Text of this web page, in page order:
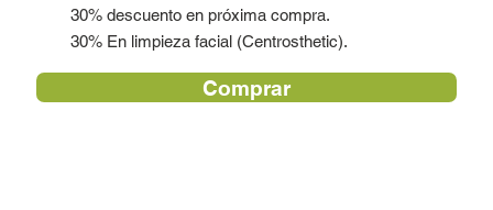
30% descuento en próxima compra.
30% En limpieza facial (Centrosthetic).
Comprar